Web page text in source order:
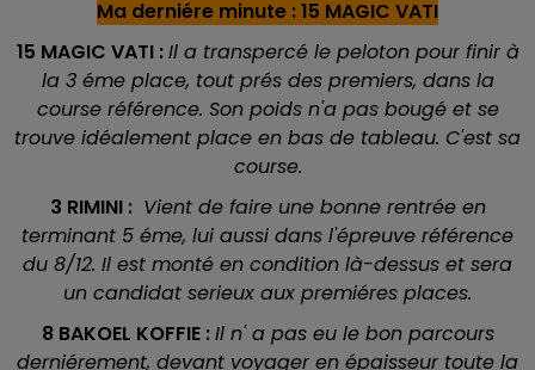
Ma derniére minute : 15 MAGIC VATI
15 MAGIC VATI :Il a transpercé le peloton pour finir à
la 3 éme place, tout prés des premiers, dans la
course référence. Son poids n'a pas bougé et se
trouve idéalement place en bas de tableau. C'est sa
course.
3 RIMINI : Vient de faire une bonne rentrée en
terminant 5 éme, lui aussi dans l'épreuve référence
du 8/12. Il est monté en condition là-dessus et sera
un candidat serieux aux premiéres places.
8 BAKOEL KOFFIE :Il n' a pas eu le bon parcours
derniérement, devant voyager en épaisseur toute la